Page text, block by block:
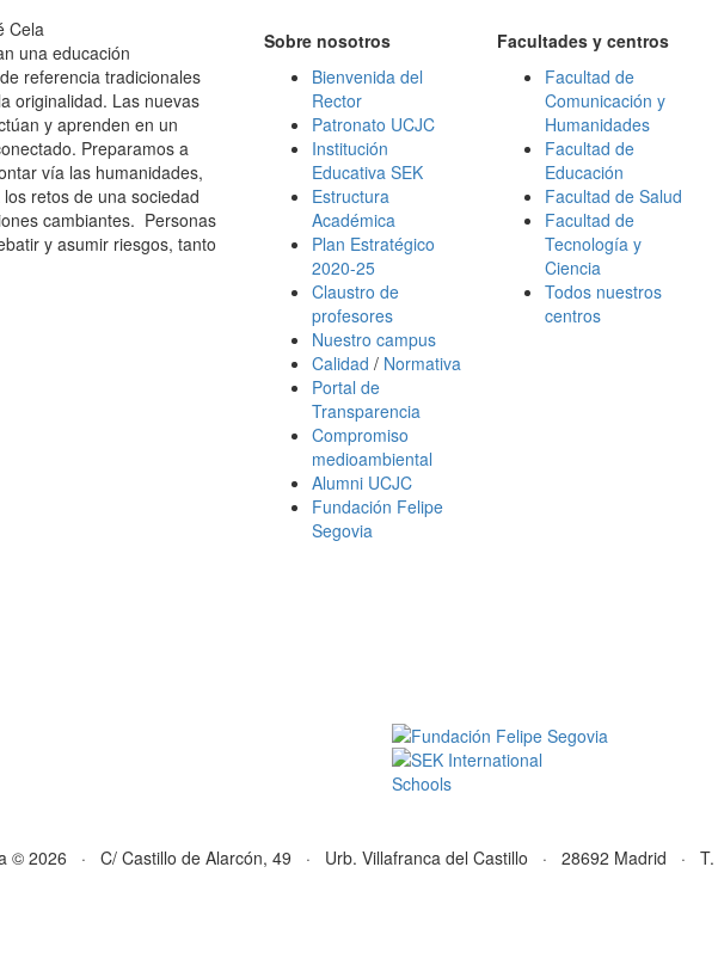
una educación
referencia tradicionales
originalidad. Las nuevas
y aprenden en un
Preparamos a
vía las humanidades,
retos de una sociedad
cambiantes. Personas
y asumir riesgos, tanto
Sobre nosotros
Bienvenida del
Rector
Patronato UCJC
Institución
Educativa SEK
Estructura
Académica
Plan Estratégico
2020-25
Claustro de
profesores
Nuestro campus
Calidad / Normativa
Portal de
Transparencia
Compromiso
medioambiental
Alumni UCJC
Fundación Felipe
Segovia
Facultades y centros
Facultad de
Comunicación y
Humanidades
Facultad de
Educación
Facultad de Salud
Facultad de
Tecnología y
Ciencia
Todos nuestros
centros
© 2026 · C/ Castillo de Alarcón, 49 · Urb. Villafranca del Castillo · 28692 Madrid · T.